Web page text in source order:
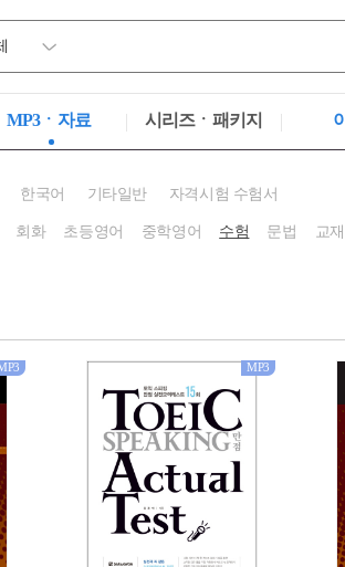
MP3ㆍ자료 시리즈ㆍ패키지
한국어 기타일반 자격시험 수험서
회화 초등영어 중학영어 수험 문법 교
MP3